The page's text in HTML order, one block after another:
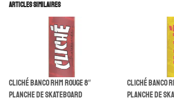
Articles similaires
Cliché Banco Rhm Rouge 8″
Planche De Skateboard
Cliché Banco
Planche De